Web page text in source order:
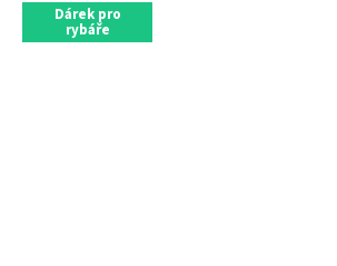
Dárek pro
rybáře